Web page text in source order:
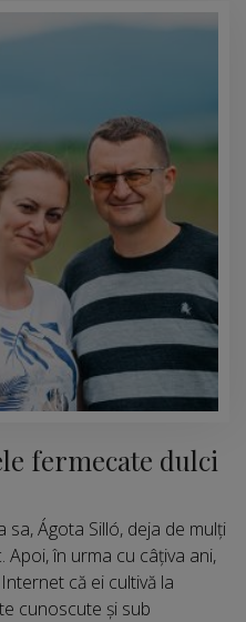
fermecate dulci
sa, Ágota Silló, deja de mulți
Apoi, în urma cu câțiva ani,
că ei cultivă la
cunoscute și sub